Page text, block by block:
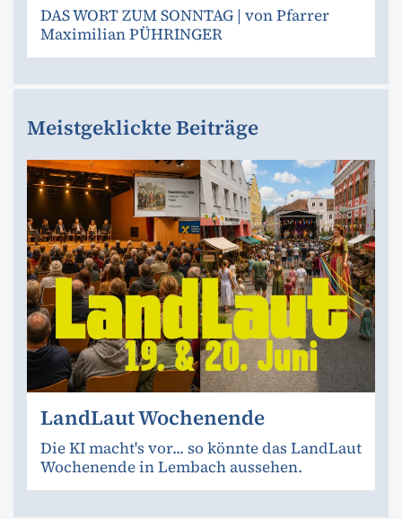
DAS WORT ZUM SONNTAG | von Pfarrer
Maximilian PÜHRINGER
Meistgeklickte Beiträge
LandLaut Wochenende
Die KI macht's vor... so könnte das LandLaut
Wochenende in Lembach aussehen.